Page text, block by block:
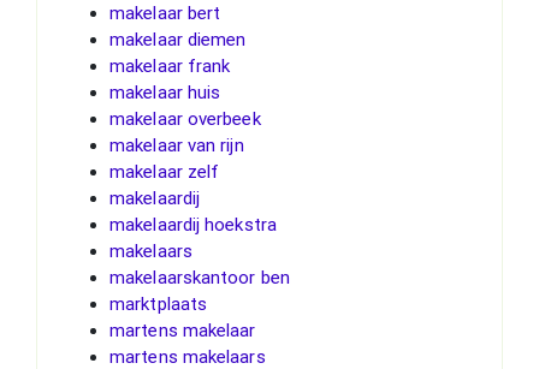
makelaar bert
makelaar diemen
makelaar frank
makelaar huis
makelaar overbeek
makelaar van rijn
makelaar zelf
makelaardij
makelaardij hoekstra
makelaars
makelaarskantoor ben
marktplaats
martens makelaar
martens makelaars